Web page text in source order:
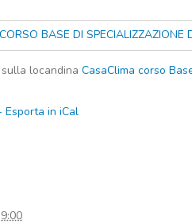
BASE DI SPECIALIZZAZIONE
locandina CasaClima corso
Esporta in iCal